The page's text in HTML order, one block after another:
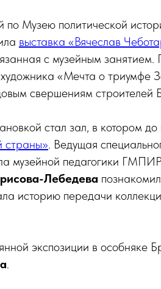
по Музею политической
выставка «Вячеслав
с музейным
художника «Мечта о
свершениям строителей
стал зал, в котором
страны». Ведущая
музейной педагогики
Лебедева
историю передачи
экспозиции в особняке
.